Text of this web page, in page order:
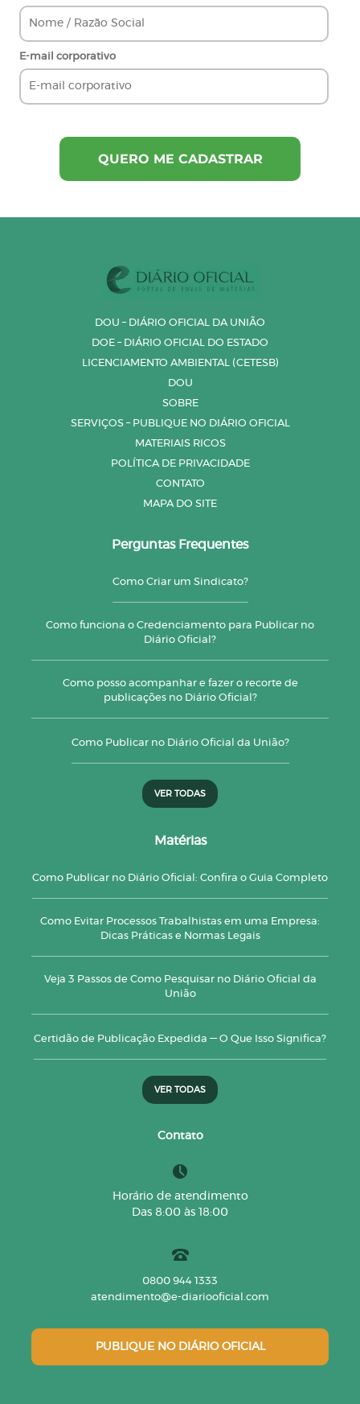
E-mail corporativo
DOU – DIÁRIO OFICIAL DA UNIÃO
DOE – DIÁRIO OFICIAL DO ESTADO
LICENCIAMENTO AMBIENTAL (CETESB)
DOU
SOBRE
SERVIÇOS – PUBLIQUE NO DIÁRIO OFICIAL
MATERIAIS RICOS
POLÍTICA DE PRIVACIDADE
CONTATO
MAPA DO SITE
Perguntas Frequentes
Como Criar um Sindicato?
Como funciona o Credenciamento para Publicar no
Diário Oficial?
Como posso acompanhar e fazer o recorte de
publicações no Diário Oficial?
Como Publicar no Diário Oficial da União?
VER TODAS
Matérias
Como Publicar no Diário Oficial: Confira o Guia Completo
Como Evitar Processos Trabalhistas em uma Empresa:
Dicas Práticas e Normas Legais
Veja 3 Passos de Como Pesquisar no Diário Oficial da
União
Certidão de Publicação Expedida — O Que Isso Significa?
VER TODAS
Contato
Horário de atendimento
Das 8:00 às 18:00
0800 944 1333
atendimento@e-diariooficial.com
PUBLIQUE NO DIÁRIO OFICIAL